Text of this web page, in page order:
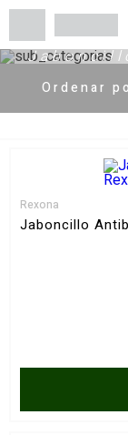
Ordenar
Más valorados
Rexona
Jaboncillo